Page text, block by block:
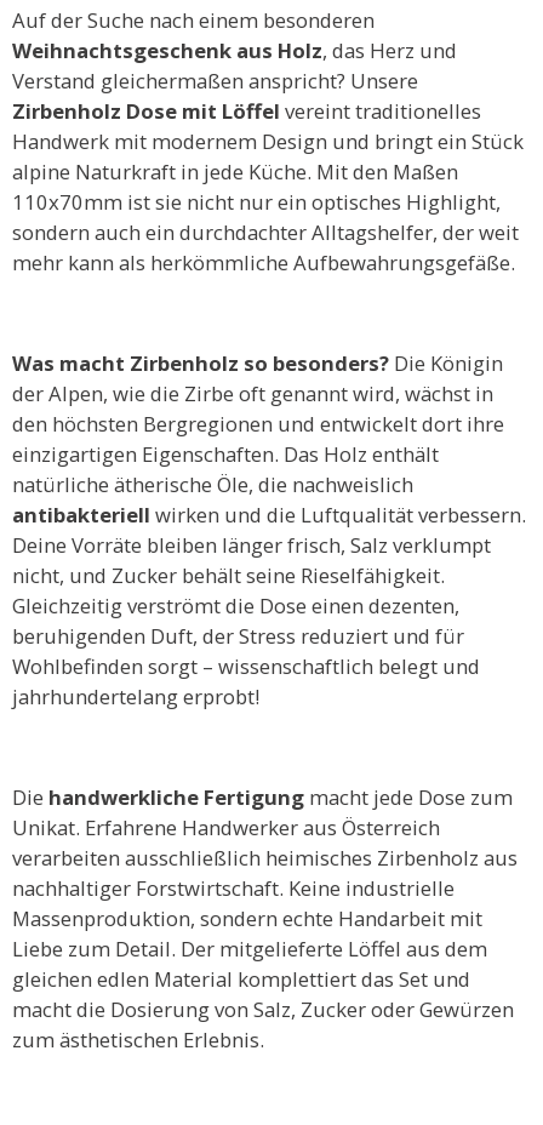
Auf der Suche nach einem besonderen
Weihnachtsgeschenk aus Holz, das Herz und
Verstand gleichermaßen anspricht? Unsere
Zirbenholz Dose mit Löffel vereint traditionelles
Handwerk mit modernem Design und bringt ein Stück
alpine Naturkraft in jede Küche. Mit den Maßen
110x70mm ist sie nicht nur ein optisches Highlight,
sondern auch ein durchdachter Alltagshelfer, der weit
mehr kann als herkömmliche Aufbewahrungsgefäße.
Was macht Zirbenholz so besonders? Die Königin
der Alpen, wie die Zirbe oft genannt wird, wächst in
den höchsten Bergregionen und entwickelt dort ihre
einzigartigen Eigenschaften. Das Holz enthält
natürliche ätherische Öle, die nachweislich
antibakteriell wirken und die Luftqualität verbessern.
Deine Vorräte bleiben länger frisch, Salz verklumpt
nicht, und Zucker behält seine Rieselfähigkeit.
Gleichzeitig verströmt die Dose einen dezenten,
beruhigenden Duft, der Stress reduziert und für
Wohlbefinden sorgt – wissenschaftlich belegt und
jahrhundertelang erprobt!
Die handwerkliche Fertigung macht jede Dose zum
Unikat. Erfahrene Handwerker aus Österreich
verarbeiten ausschließlich heimisches Zirbenholz aus
nachhaltiger Forstwirtschaft. Keine industrielle
Massenproduktion, sondern echte Handarbeit mit
Liebe zum Detail. Der mitgelieferte Löffel aus dem
gleichen edlen Material komplettiert das Set und
macht die Dosierung von Salz, Zucker oder Gewürzen
zum ästhetischen Erlebnis.